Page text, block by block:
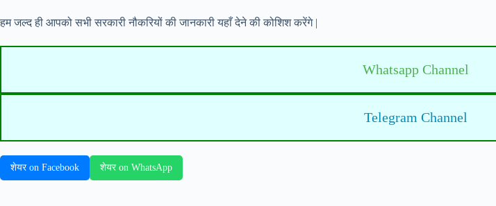
हम जल्द ही आपको सभी सरकारी नौकरियों की जानकारी यहाँ देने की कोशिश करेंगे |
Whatsapp Channel
Telegram Channel
शेयर on Facebook शेयर on WhatsApp